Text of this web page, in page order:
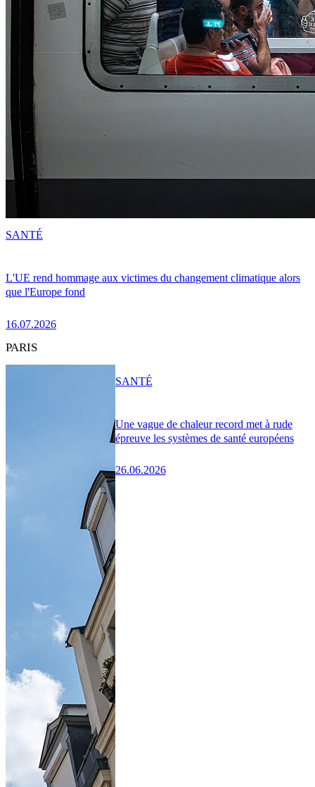
L'UE rend hommage aux victimes du changement climatique alors
que l'Europe fond
16.07.2026
SANTÉ
PARIS
Une vague de chaleur record met à rude
épreuve les systèmes de santé européens
26.06.2026
SANTÉ